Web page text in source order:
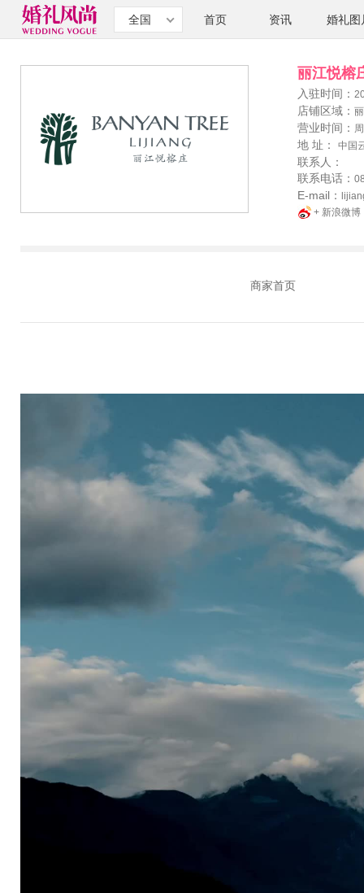
首页 资讯 婚礼图
全国
丽江悦榕
入驻时间：
店铺区域：
营业时间：
地 址： 中国
联系人：
联系电话：
E-mail：
+ 新浪微博
商家首页